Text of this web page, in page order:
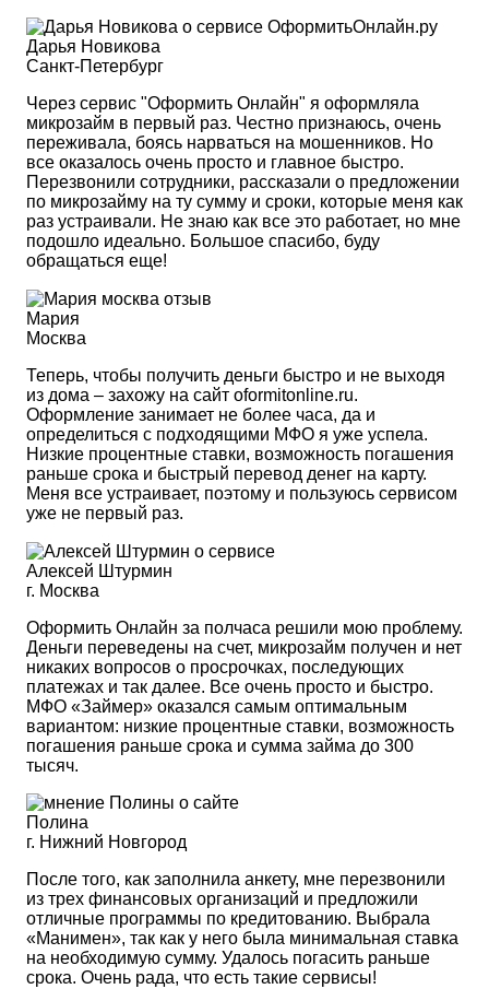
Дарья Новикова
Санкт-Петербург
Через сервис "Оформить Онлайн" я оформляла
микрозайм в первый раз. Честно признаюсь, очень
переживала, боясь нарваться на мошенников. Но
все оказалось очень просто и главное быстро.
Перезвонили сотрудники, рассказали о предложении
по микрозайму на ту сумму и сроки, которые меня как
раз устраивали. Не знаю как все это работает, но мне
подошло идеально. Большое спасибо, буду
обращаться еще!
Мария
Москва
Теперь, чтобы получить деньги быстро и не выходя
из дома – захожу на сайт oformitonline.ru.
Оформление занимает не более часа, да и
определиться с подходящими МФО я уже успела.
Низкие процентные ставки, возможность погашения
раньше срока и быстрый перевод денег на карту.
Меня все устраивает, поэтому и пользуюсь сервисом
уже не первый раз.
Алексей Штурмин
г. Москва
Оформить Онлайн за полчаса решили мою проблему.
Деньги переведены на счет, микрозайм получен и нет
никаких вопросов о просрочках, последующих
платежах и так далее. Все очень просто и быстро.
МФО «Займер» оказался самым оптимальным
вариантом: низкие процентные ставки, возможность
погашения раньше срока и сумма займа до 300
тысяч.
Полина
г. Нижний Новгород
После того, как заполнила анкету, мне перезвонили
из трех финансовых организаций и предложили
отличные программы по кредитованию. Выбрала
«Манимен», так как у него была минимальная ставка
на необходимую сумму. Удалось погасить раньше
срока. Очень рада, что есть такие сервисы!